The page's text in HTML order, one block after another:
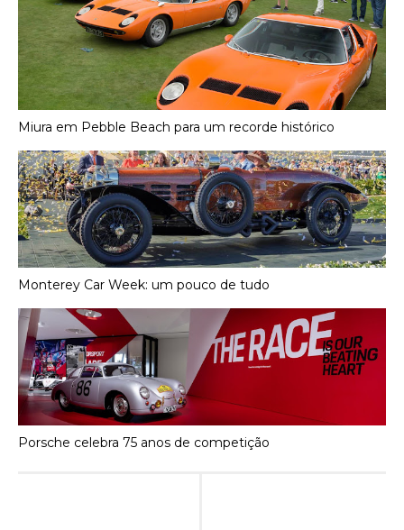
Miura em Pebble Beach para um recorde histórico
Monterey Car Week: um pouco de tudo
Porsche celebra 75 anos de competição